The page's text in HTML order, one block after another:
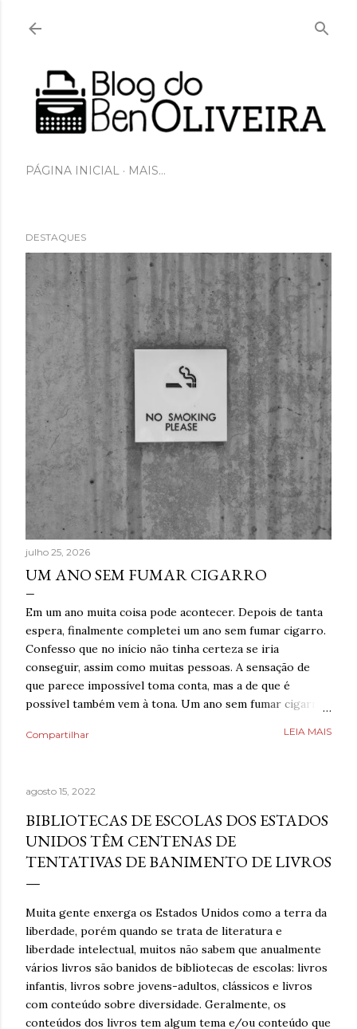
PÁGINA INICIAL MAIS…
DESTAQUES
julho 25, 2026
UM ANO SEM FUMAR CIGARRO
Em um ano muita coisa pode acontecer. Depois de tanta
espera, finalmente completei um ano sem fumar cigarro.
Confesso que no início não tinha certeza se iria
conseguir, assim como muitas pessoas. A sensação de
que parece impossível toma conta, mas a de que é
possível também vem à tona. Um ano sem fumar cigarro.
estava mais interessado no quanto havia ganhado de
ansiedade. Estaria mentindo se dissesse que estava
completamente livre do risco de recaída, ninguém estava,
mas estava feliz pelo dia finalmente ter chegado. Então,
respirava com mais tranquilidade e mesmo nos dias de
ansiedade, aprendera que o cigarro não era a resposta.
Pelo contrário, que criava mais problemas. Um ano
ano sem fumar cigarro. Um ano. *Ben Oliveira é escritor,
formado em jornalismo . Autor do...
Compartilhar LEIA MAIS
agosto 15, 2022
BIBLIOTECAS DE ESCOLAS DOS ESTADOS
UNIDOS TÊM CENTENAS DE
TENTATIVAS DE BANIMENTO DE LIVROS
Muita gente enxerga os Estados Unidos como a terra da
liberdade, porém quando se trata de literatura e
liberdade intelectual, muitos não sabem que anualmente
vários livros são banidos de bibliotecas de escolas: livros
infantis, livros sobre jovens-adultos, clássicos e livros
com conteúdo sobre diversidade. Geralmente, os
conteúdos dos livros tem algum tema e/ou conteúdo que